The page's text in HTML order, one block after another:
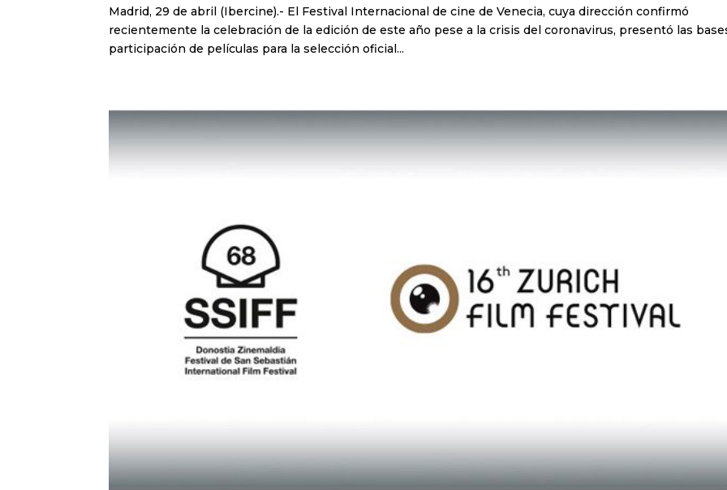
Madrid, 29 de abril (Ibercine).- El Festival Internacional de cine de Venecia, cuya dirección confirmó
recientemente la celebración de la edición de este año pese a la crisis del coronavirus, presentó las
participación de películas para la selección oficial...